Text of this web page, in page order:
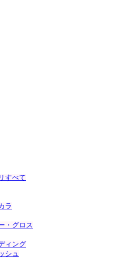
すべて
ラ
・グロス
ィング
シュ